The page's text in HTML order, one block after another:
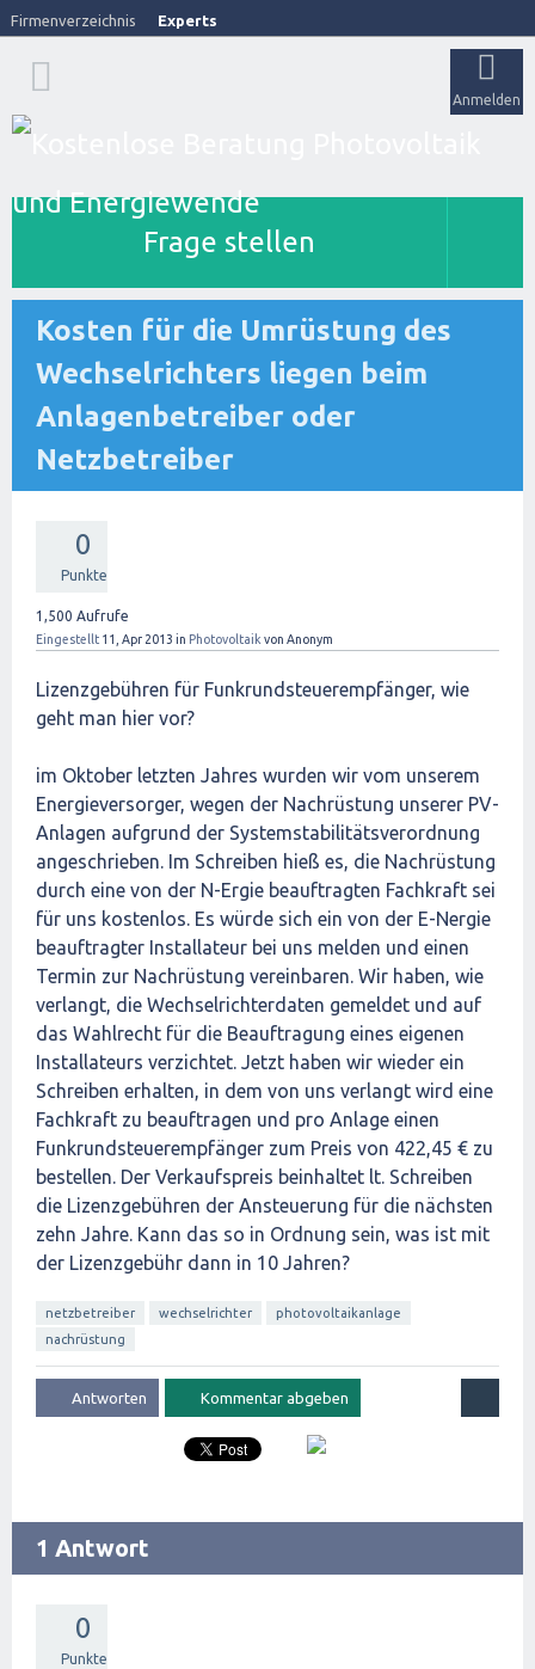
Firmenverzeichnis Experts
Anmelden
Frage stellen
Kosten für die Umrüstung des
Wechselrichters liegen beim
Anlagenbetreiber oder
Netzbetreiber
0
Punkte
1,500 Aufrufe
Eingestellt 11, Apr 2013 in Photovoltaik von Anonym
Lizenzgebühren für Funkrundsteuerempfänger, wie
geht man hier vor?
im Oktober letzten Jahres wurden wir vom unserem
Energieversorger, wegen der Nachrüstung unserer PV-
Anlagen aufgrund der Systemstabilitätsverordnung
angeschrieben. Im Schreiben hieß es, die Nachrüstung
durch eine von der N-Ergie beauftragten Fachkraft sei
für uns kostenlos. Es würde sich ein von der E-Nergie
beauftragter Installateur bei uns melden und einen
Termin zur Nachrüstung vereinbaren. Wir haben, wie
verlangt, die Wechselrichterdaten gemeldet und auf
das Wahlrecht für die Beauftragung eines eigenen
Installateurs verzichtet. Jetzt haben wir wieder ein
Schreiben erhalten, in dem von uns verlangt wird eine
Fachkraft zu beauftragen und pro Anlage einen
Funkrundsteuerempfänger zum Preis von 422,45 € zu
bestellen. Der Verkaufspreis beinhaltet lt. Schreiben
die Lizenzgebühren der Ansteuerung für die nächsten
zehn Jahre. Kann das so in Ordnung sein, was ist mit
der Lizenzgebühr dann in 10 Jahren?
netzbetreiber wechselrichter
photovoltaikanlage
nachrüstung
1 Antwort
0
Punkte